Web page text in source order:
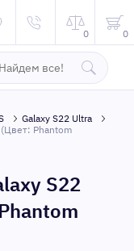
0 0
Galaxy S22 Ultra
Phantom
S22